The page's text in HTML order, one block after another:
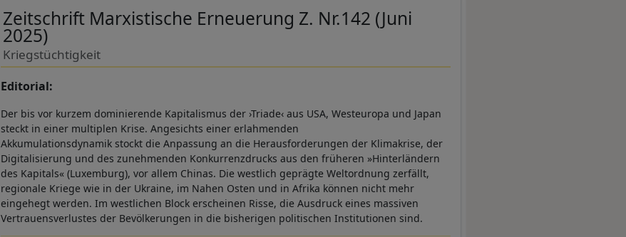
Zeitschrift Marxistische Erneuerung Z. Nr.142 (Juni
2025)
Kriegstüchtigkeit
Editorial:
Der bis vor kurzem dominierende Kapitalismus der ›Triade‹ aus USA, Westeuropa und Japan
steckt in einer multiplen Krise. Angesichts einer erlahmenden
Akkumulationsdynamik stockt die Anpassung an die Herausforderungen der Klimakrise, der
Digitalisierung und des zunehmenden Konkurrenzdrucks aus den früheren »Hinterländern
des Kapitals« (Luxemburg), vor allem Chinas. Die westlich geprägte Weltordnung zerfällt,
regionale Kriege wie in der Ukraine, im Nahen Osten und in Afrika können nicht mehr
eingehegt werden. Im westlichen Block erscheinen Risse, die Ausdruck eines massiven
Vertrauensverlustes der Bevölkerungen in die bisherigen politischen Institutionen sind.